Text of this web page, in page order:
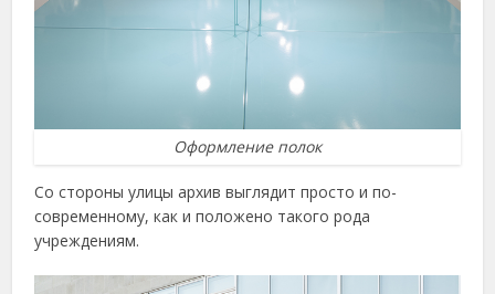
Оформление полок
Со стороны улицы архив выглядит просто и по-
современному, как и положено такого рода
учреждениям.